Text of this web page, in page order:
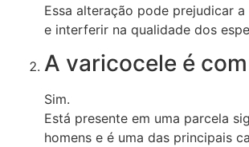
Essa alteração pode prejudicar
e interferir na qualidade dos
A varicocele é
Sim.
Está presente em uma parcela
homens e é uma das principais